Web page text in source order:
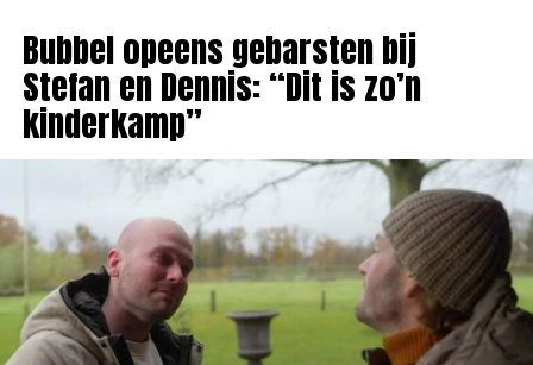
Bubbel opeens gebarsten bij
Stefan en Dennis: “Dit is zo’n
kinderkamp”